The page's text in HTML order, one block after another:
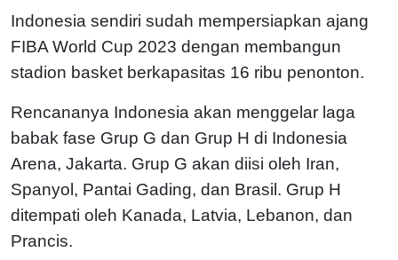
Indonesia sendiri sudah mempersiapkan ajang
FIBA World Cup 2023 dengan membangun
stadion basket berkapasitas 16 ribu penonton.
Rencananya Indonesia akan menggelar laga
babak fase Grup G dan Grup H di Indonesia
Arena, Jakarta. Grup G akan diisi oleh Iran,
Spanyol, Pantai Gading, dan Brasil. Grup H
ditempati oleh Kanada, Latvia, Lebanon, dan
Prancis.